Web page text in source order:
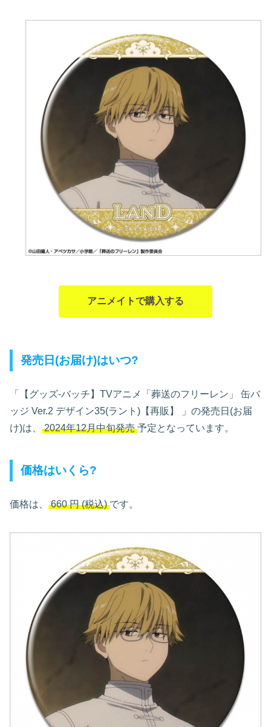
アニメイトで購入する
発売日(お届け)はいつ?
「【グッズ-バッチ】TVアニメ「葬送のフリーレン」 缶バ
ッジ Ver.2 デザイン35(ラント)【再販】
」の発売日(お届
け)は、 2024年12月中旬発売 予定となっています。
価格はいくら?
価格は、 660円(税込) です。